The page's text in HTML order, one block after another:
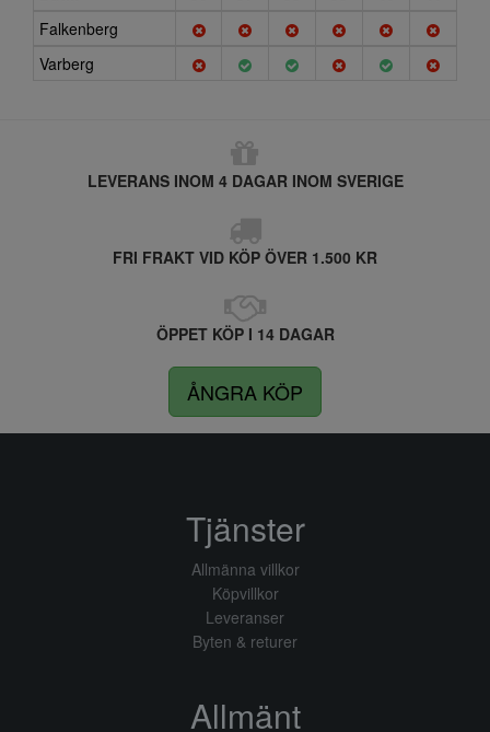
Falkenberg
Varberg
LEVERANS INOM 4 DAGAR INOM SVERIGE
FRI FRAKT VID KÖP ÖVER 1.500 KR
ÖPPET KÖP I 14 DAGAR
ÅNGRA KÖP
Tjänster
Allmänna villkor
Köpvillkor
Leveranser
Byten & returer
Allmänt